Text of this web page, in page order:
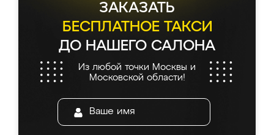
ЗАКАЗАТЬ
БЕСПЛАТНОЕ ТАКСИ
ДО НАШЕГО САЛОНА
Из любой точки Москвы и
Московской области!